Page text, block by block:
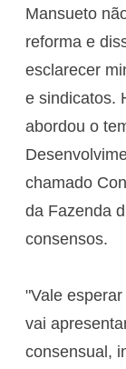
Mansueto
reforma e
esclarecer
e sindicatos.
abordou o
chamado
da Fazenda
consensos.
"Vale
vai
consensual,